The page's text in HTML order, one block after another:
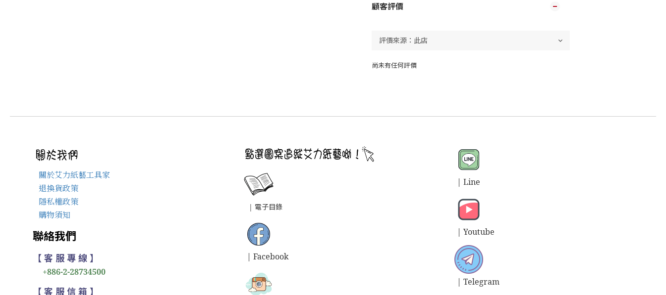
顧客評價
尚未有任何評價
關於艾力紙藝工具家
退換貨政策
隱私權政策
購物須知
聯絡我們
【 客 服 專 線 】
+886-2-28734500
【 客 服 信 箱 】
| 電子目錄
| Facebook
| Line
| Youtube
| Telegram